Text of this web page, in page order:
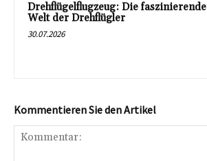
Drehflügelflugzeug: Die faszinierende
Welt der Drehflügler
30.07.2026
Kommentieren Sie den Artikel